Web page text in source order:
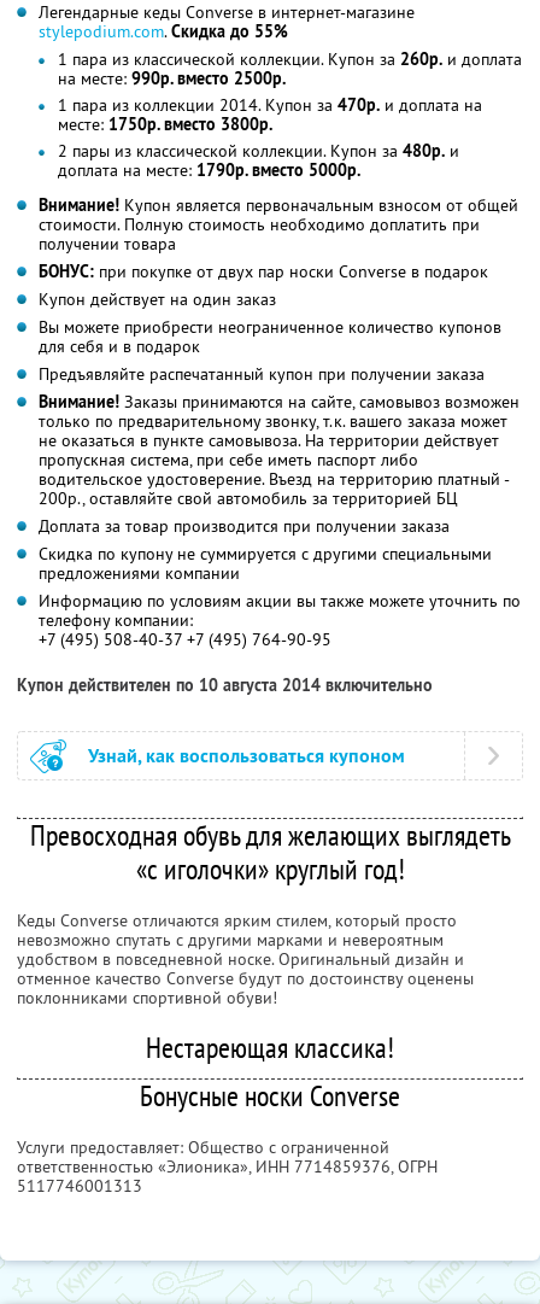
Легендарные кеды Converse в интернет-магазине
stylepodium.com.Скидка до 55%
1 пара из классической коллекции. Купон за 260р. и доплата
на месте: 990р. вместо 2500р.
1 пара из коллекции 2014. Купон за 470р. и доплата на
месте: 1750р. вместо 3800р.
2 пары из классической коллекции. Купон за 480р. и
доплата на месте: 1790р. вместо 5000р.
Внимание! Купон является первоначальным взносом от общей
стоимости. Полную стоимость необходимо доплатить при
получении товара
БОНУС: при покупке от двух пар носки Converse в подарок
Купон действует на один заказ
Вы можете приобрести неограниченное количество купонов
для себя и в подарок
Предъявляйте распечатанный купон при получении заказа
Внимание! Заказы принимаются на сайте, самовывоз возможен
только по предварительному звонку, т.к. вашего заказа может
не оказаться в пункте самовывоза. На территории действует
пропускная система, при себе иметь паспорт либо
водительское удостоверение. Въезд на территорию платный -
200р., оставляйте свой автомобиль за территорией БЦ
Доплата за товар производится при получении заказа
Скидка по купону не суммируется с другими специальными
предложениями компании
Информацию по условиям акции вы также можете уточнить по
телефону компании:
+7 (495) 508-40-37 +7 (495) 764-90-95
Купон действителен по 10 августа 2014 включительно
Узнай, как воспользоваться купоном
Превосходная обувь для желающих выглядеть
«с иголочки» круглый год!
Кеды Converse отличаются ярким стилем, который просто
невозможно спутать с другими марками и невероятным
удобством в повседневной носке. Оригинальный дизайн и
отменное качество Converse будут по достоинству оценены
поклонниками спортивной обуви!
Нестареющая классика!
Бонусные носки Converse
Услуги предоставляет: Общество с ограниченной
ответственностью «Элионика», ИНН 7714859376, ОГРН
5117746001313